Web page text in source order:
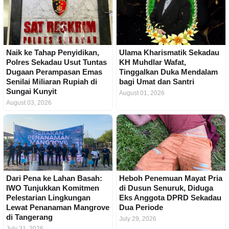
Naik ke Tahap Penyidikan,
Polres Sekadau Usut Tuntas
Dugaan Perampasan Emas
Senilai Miliaran Rupiah di
Sungai Kunyit
August 03, 2026
Ulama Kharismatik Sekadau
KH Muhdlar Wafat,
Tinggalkan Duka Mendalam
bagi Umat dan Santri
August 01, 2026
Dari Pena ke Lahan Basah:
IWO Tunjukkan Komitmen
Pelestarian Lingkungan
Lewat Penanaman Mangrove
di Tangerang
Heboh Penemuan Mayat Pria
di Dusun Senuruk, Diduga
Eks Anggota DPRD Sekadau
Dua Periode
July 29, 2026